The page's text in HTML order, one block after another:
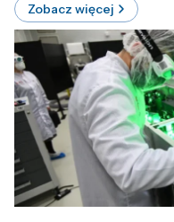
Zobacz więcej